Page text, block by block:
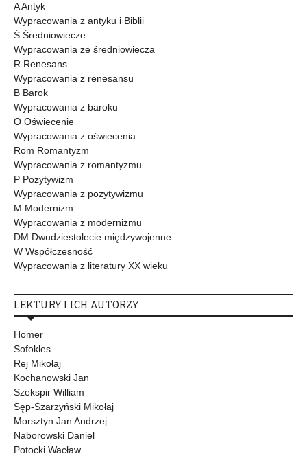
A Antyk
Wypracowania z antyku i Biblii
Ś Średniowiecze
Wypracowania ze średniowiecza
R Renesans
Wypracowania z renesansu
B Barok
Wypracowania z baroku
O Oświecenie
Wypracowania z oświecenia
Rom Romantyzm
Wypracowania z romantyzmu
P Pozytywizm
Wypracowania z pozytywizmu
M Modernizm
Wypracowania z modernizmu
DM Dwudziestolecie międzywojenne
W Współczesność
Wypracowania z literatury XX wieku
LEKTURY I ICH AUTORZY
Homer
Sofokles
Rej Mikołaj
Kochanowski Jan
Szekspir William
Sęp-Szarzyński Mikołaj
Morsztyn Jan Andrzej
Naborowski Daniel
Potocki Wacław